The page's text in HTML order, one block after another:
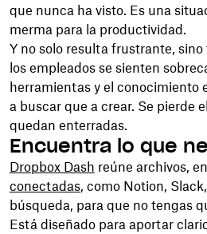
que nunca ha visto. Es una
merma para la productividad.
Y no solo resulta frustrante,
los empleados se sienten
herramientas y el conocimiento
a buscar que a crear. Se pierde
quedan enterradas.
Encuentra lo que
Dropbox Dash reúne archivos,
conectadas, como Notion,
búsqueda, para que no tengas
Está diseñado para aportar